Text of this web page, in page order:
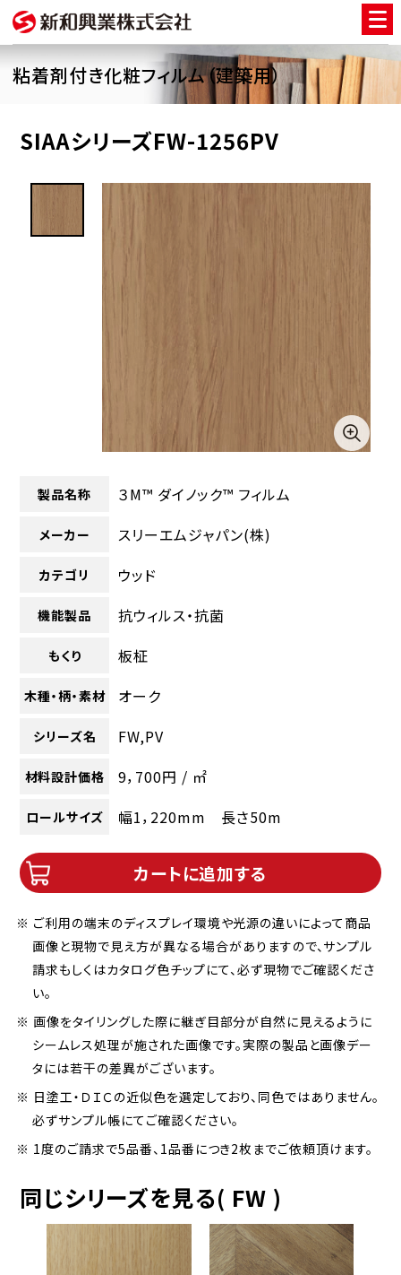
粘着剤付き化粧フィルム（建築用）
SIAAシリーズFW-1256PV
製品名称 ３M™ ダイノック™ フィルム
メーカー スリーエムジャパン(株)
カテゴリ ウッド
機能製品 抗ウィルス・抗菌
もくり 板柾
木種・柄・素材 オーク
シリーズ名 FW,PV
材料設計価格 9，700円 / ㎡
ロールサイズ 幅1，220mm 長さ50m
カートに追加する
※ ご利用の端末のディスプレイ環境や光源の違いによって商品
画像と現物で見え方が異なる場合がありますので、サンプル
請求もしくはカタログ色チップにて、必ず現物でご確認くださ
い。
※ 画像をタイリングした際に継ぎ目部分が自然に見えるように
シームレス処理が施された画像です。実際の製品と画像デー
タには若干の差異がございます。
※ 日塗工・ＤＩＣの近似色を選定しており、同色ではありません。
必ずサンプル帳にてご確認ください。
※ 1度のご請求で5品番、1品番につき2枚までご依頼頂けます。
同じシリーズを見る( FW )